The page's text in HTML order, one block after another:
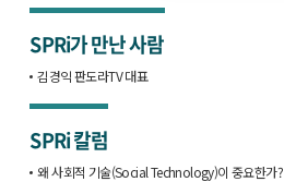
SPRi가 만난 사람
김경익 판도라TV 대표
SPRi 칼럼
왜 사회적 기술(Social Technology)이 중요한가?